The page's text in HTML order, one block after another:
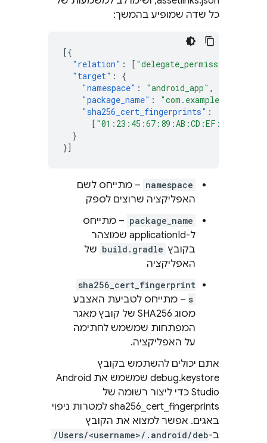
כל שדה שמופיע בהמשך:
[{
"relation" : [ "delegate_permission/
"target" :
{
"namespace" : "android_app" ,
"package_name" : "com.example.android"
"sha256_cert_fingerprints" :
[
}
}]
namespace – מתייחס לשם
האפליקציה שרוצים לספק
package_name – מתייחס
ל-applicationId שמוצהר
בקובץ build.gradle של
האפליקציה
sha256_cert_fingerprint
s – מתייחס לטביעת האצבע
מסוג SHA256 של קובץ מאגר
המפתחות שמשמש לחתימה
על האפליקציה.
אתם יכולים להשתמש בקובץ
debug.keystore שמשמש את Android
Studio כדי ליצור רשומה של
sha256_cert_fingerprints למטרות ניפוי
באגים. אפשר למצוא את הקובץ
ב-/Users/<username>/.android/deb